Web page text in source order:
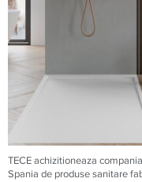
TECE achizitioneaza
Spania de produse sanitare